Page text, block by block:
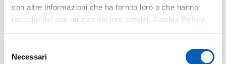
con altre informazioni che ha fornito loro o che hanno
raccolto dal suo utilizzo dei loro servizi. Cookie Policy.
delNecessari
PDF